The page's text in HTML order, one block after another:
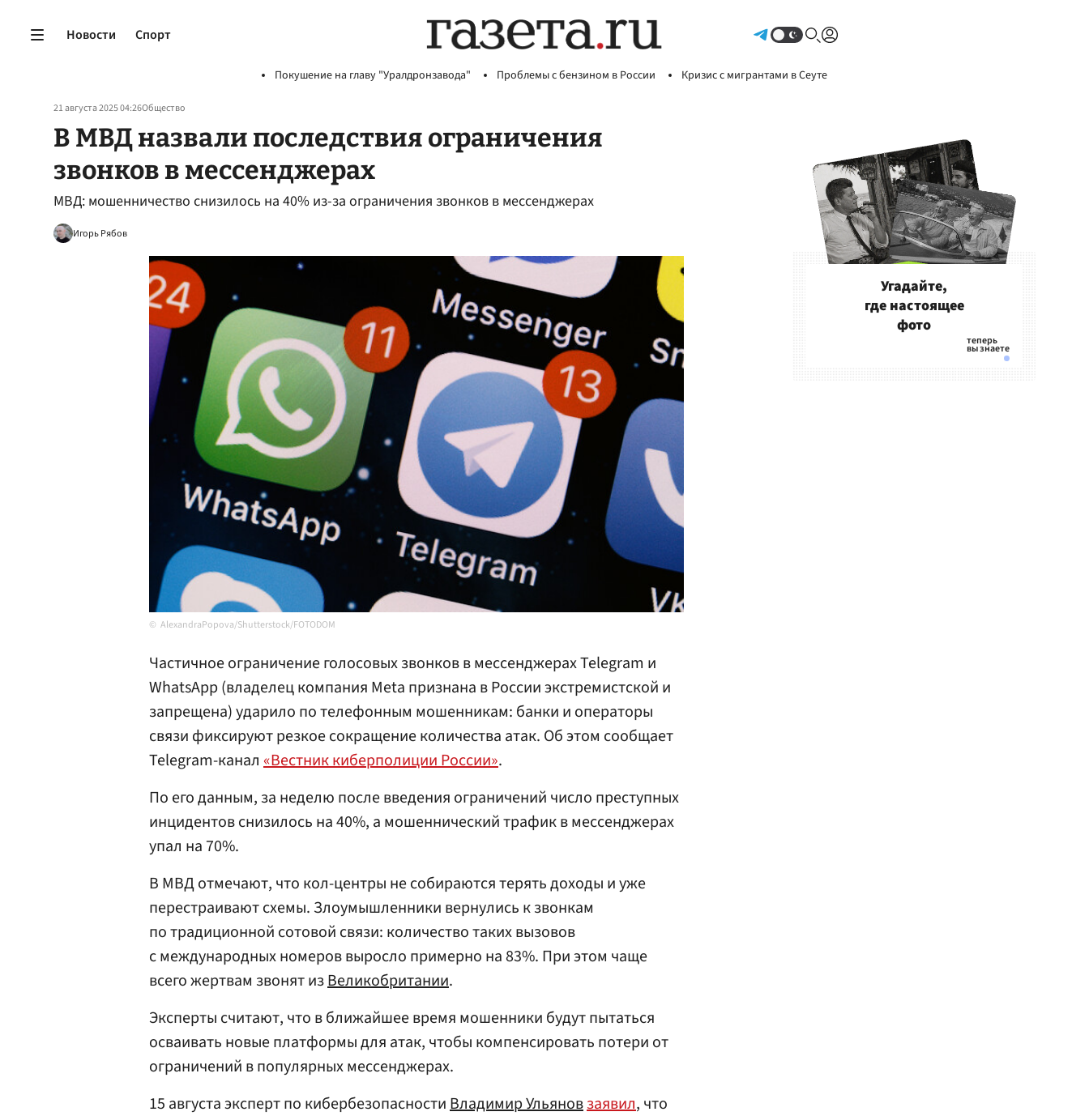
Новости Спорт
Покушение на главу "Уралдронзавода" Проблемы с бензином в России Кризис с мигрантами в Сеуте
21 августа 2025 04:26Общество
В МВД назвали последствия ограничения
звонков в мессенджерах
МВД: мошенничество снизилось на 40% из-за ограничения звонков в мессенджерах
Игорь Рябов
AlexandraPopova/Shutterstock/FOTODOM
Частичное ограничение голосовых звонков в мессенджерах Telegram и
WhatsApp (владелец компания Meta признана в России экстремистской и
запрещена) ударило по телефонным мошенникам: банки и операторы
связи фиксируют резкое сокращение количества атак. Об этом сообщает
Telegram-канал «Вестник киберполиции России».
По его данным, за неделю после введения ограничений число преступных
инцидентов снизилось на 40%, а мошеннический трафик в мессенджерах
упал на 70%.
В МВД отмечают, что кол-центры не собираются терять доходы и уже
перестраивают схемы. Злоумышленники вернулись к звонкам
по традиционной сотовой связи: количество таких вызовов
с международных номеров выросло примерно на 83%. При этом чаще
всего жертвам звонят изВеликобритании.
Эксперты считают, что в ближайшее время мошенники будут пытаться
осваивать новые платформы для атак, чтобы компенсировать потери от
ограничений в популярных мессенджерах.
15 августа эксперт по кибербезопасностиВладимир Ульяновзаявил, что
Угадайте,
где настоящее
фото